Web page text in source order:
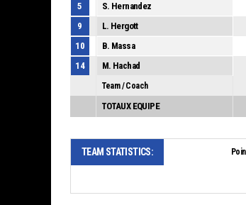
5 S. Hernandez
9 L. Hergott
10 B. Massa
14 M. Hachad
Team / Coach
TOTAUX EQUIPE
TEAM STATISTICS: